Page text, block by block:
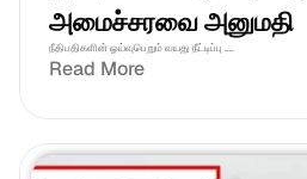
அமைச்சரவை அனுமதி
நீதிபதிகளின் ஓய்வுபெறும் வயது நீட்டிப்பு ....
Read More